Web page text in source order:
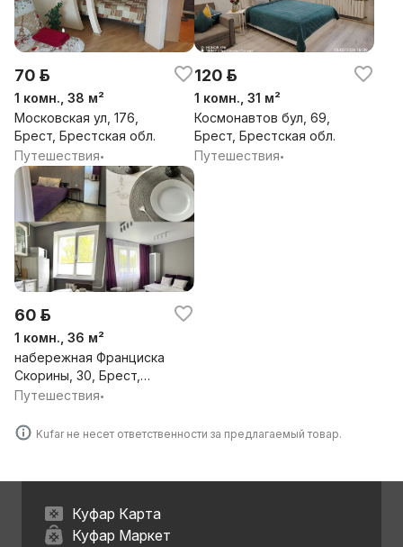
70 р.
1 комн., 38 м²
Московская ул, 176,
Брест, Брестская обл.
Путешествия•
120 р.
1 комн., 31 м²
Космонавтов бул, 69,
Брест, Брестская обл.
Путешествия•
60 р.
1 комн., 36 м²
набережная Франциска
Скорины, 30, Брест,
Брестская обл.
Путешествия•
Kufar не несет ответственности за предлагаемый товар.
Куфар Карта
Куфар Маркет